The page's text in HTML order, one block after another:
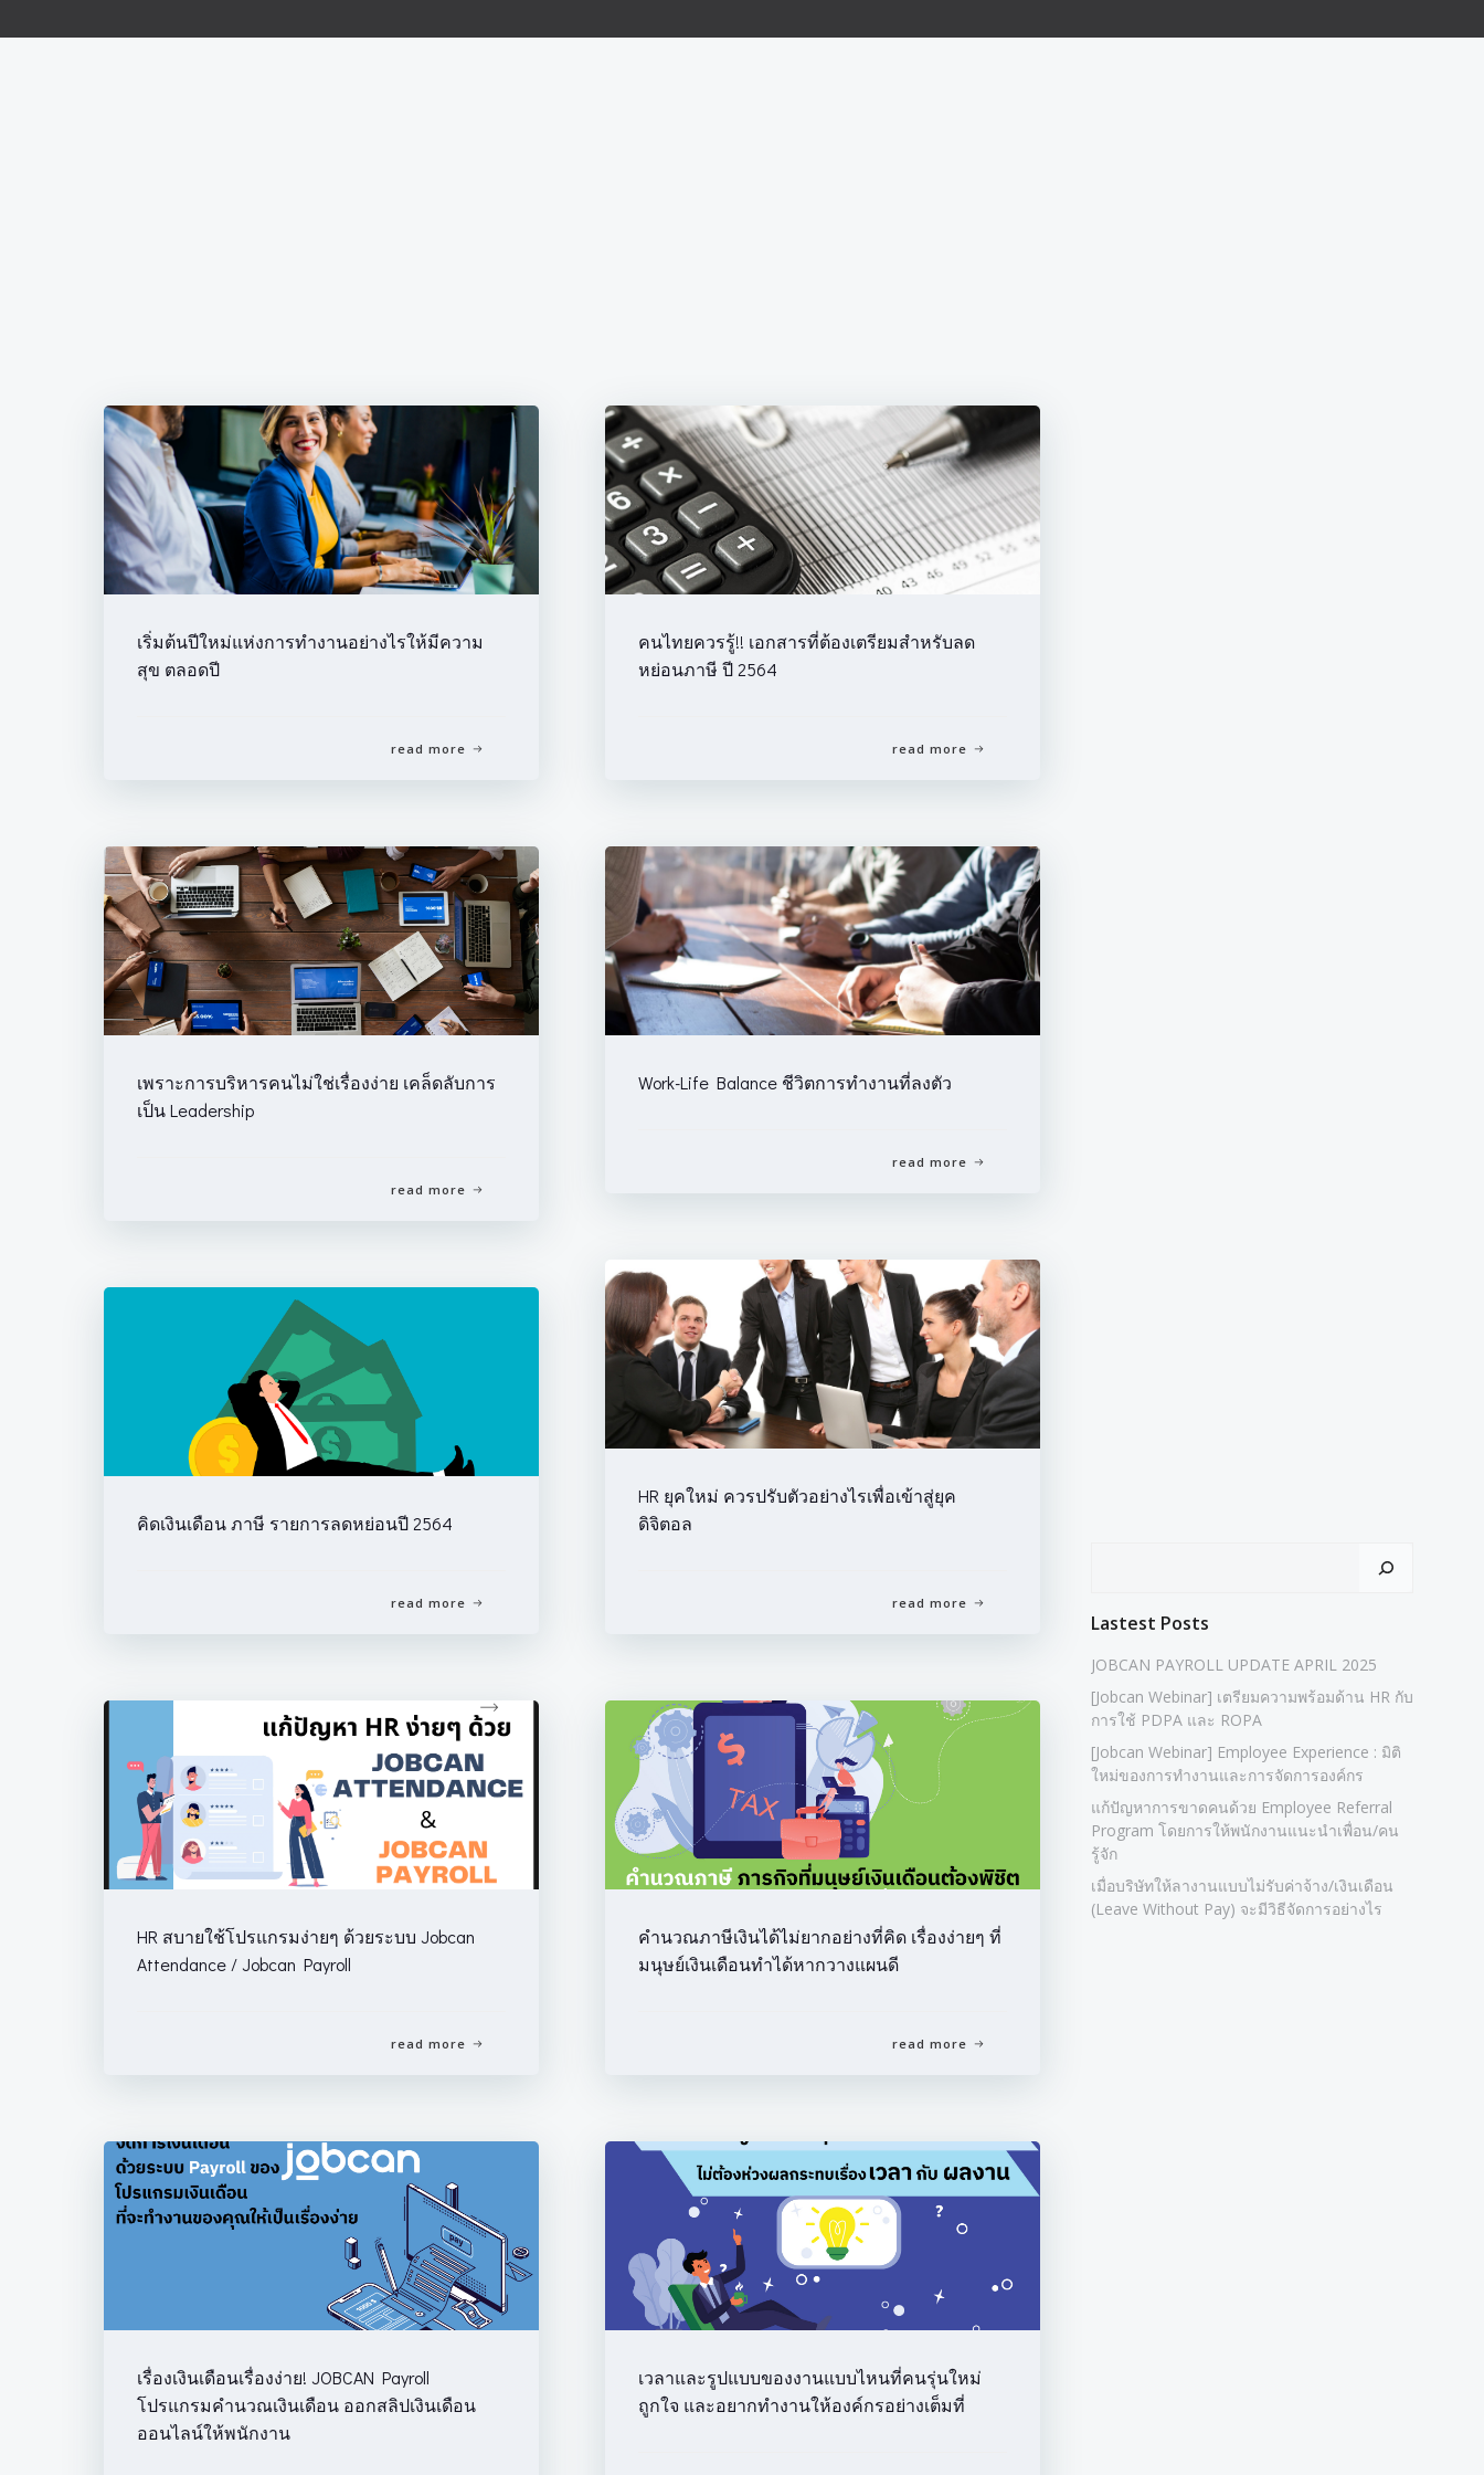
เริ่มต้นปีใหม่แห่งการทํางานอย่างไรให้มีความ
สุข ตลอดปี
read more
คนไทยควรรู้!! เอกสารที่ต้องเตรียมสำหรับลด
หย่อนภาษี ปี 2564
read more
เพราะการบริหารคนไม่ใช่เรื่องง่าย เคล็ดลับการ
เป็น Leadership
read more
Work-Life Balance ชีวิตการทำงานที่ลงตัว
read more
HR ยุคใหม่ ควรปรับตัวอย่างไรเพื่อเข้าสู่ยุค
ดิจิตอล
read more
คิดเงินเดือน ภาษี รายการลดหย่อนปี 2564
read more
HR สบายใช้โปรแกรมง่ายๆ ด้วยระบบ Jobcan
Attendance / Jobcan Payroll
read more
คำนวณภาษีเงินได้ไม่ยากอย่างที่คิด เรื่องง่ายๆ ที่
มนุษย์เงินเดือนทำได้หากวางแผนดี
read more
เรื่องเงินเดือนเรื่องง่าย! JOBCAN Payroll
โปรแกรมคำนวณเงินเดือน ออกสลิปเงินเดือน
ออนไลน์ให้พนักงาน
เวลาและรูปแบบของงานแบบไหนที่คนรุ่นใหม่
ถูกใจ และอยากทำงานให้องค์กรอย่างเต็มที่
Lastest Posts
JOBCAN PAYROLL UPDATE APRIL 2025
[Jobcan Webinar] เตรียมความพร้อมด้าน HR กับ
การใช้ PDPA และ ROPA
[Jobcan Webinar] Employee Experience : มิติ
ใหม่ของการทำงานและการจัดการองค์กร
แก้ปัญหาการขาดคนด้วย Employee Referral
Program โดยการให้พนักงานแนะนำเพื่อน/คน
รู้จัก
เมื่อบริษัทให้ลางานแบบไม่รับค่าจ้าง/เงินเดือน
(Leave Without Pay) จะมีวิธีจัดการอย่างไร